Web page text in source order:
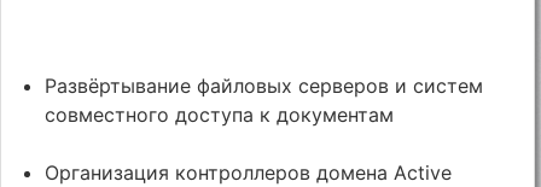
Развёртывание файловых серверов и систем
совместного доступа к документам
Организация контроллеров домена Active